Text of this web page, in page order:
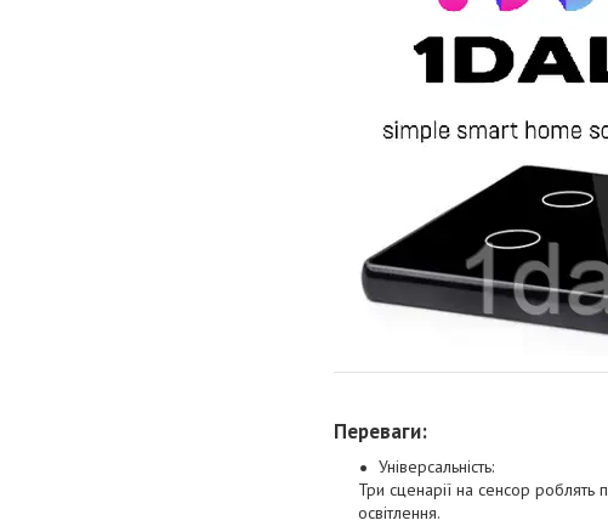
Переваги:
Універсальність:
Три сценарії на сенсор роблять
освітлення.